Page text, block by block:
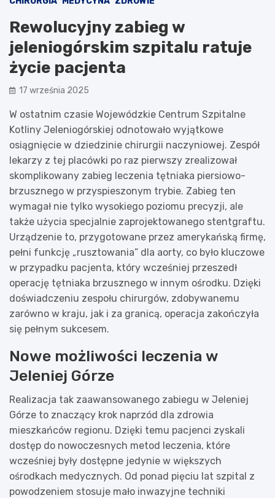
Rewolucyjny zabieg w
jeleniogórskim szpitalu ratuje
życie pacjenta
17 września 2025
W ostatnim czasie Wojewódzkie Centrum Szpitalne
Kotliny Jeleniogórskiej odnotowało wyjątkowe
osiągnięcie w dziedzinie chirurgii naczyniowej. Zespół
lekarzy z tej placówki po raz pierwszy zrealizował
skomplikowany zabieg leczenia tętniaka piersiowo-
brzusznego w przyspieszonym trybie. Zabieg ten
wymagał nie tylko wysokiego poziomu precyzji, ale
także użycia specjalnie zaprojektowanego stentgraftu.
Urządzenie to, przygotowane przez amerykańską firmę,
pełni funkcję „rusztowania” dla aorty, co było kluczowe
w przypadku pacjenta, który wcześniej przeszedł
operację tętniaka brzusznego w innym ośrodku. Dzięki
doświadczeniu zespołu chirurgów, zdobywanemu
zarówno w kraju, jak i za granicą, operacja zakończyła
się pełnym sukcesem.
Nowe możliwości leczenia w
Jeleniej Górze
Realizacja tak zaawansowanego zabiegu w Jeleniej
Górze to znaczący krok naprzód dla zdrowia
mieszkańców regionu. Dzięki temu pacjenci zyskali
dostęp do nowoczesnych metod leczenia, które
wcześniej były dostępne jedynie w większych
ośrodkach medycznych. Od ponad pięciu lat szpital z
powodzeniem stosuje mało inwazyjne techniki